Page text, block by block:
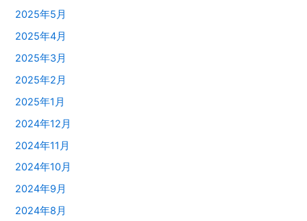
2025年5月
2025年4月
2025年3月
2025年2月
2025年1月
2024年12月
2024年11月
2024年10月
2024年9月
2024年8月